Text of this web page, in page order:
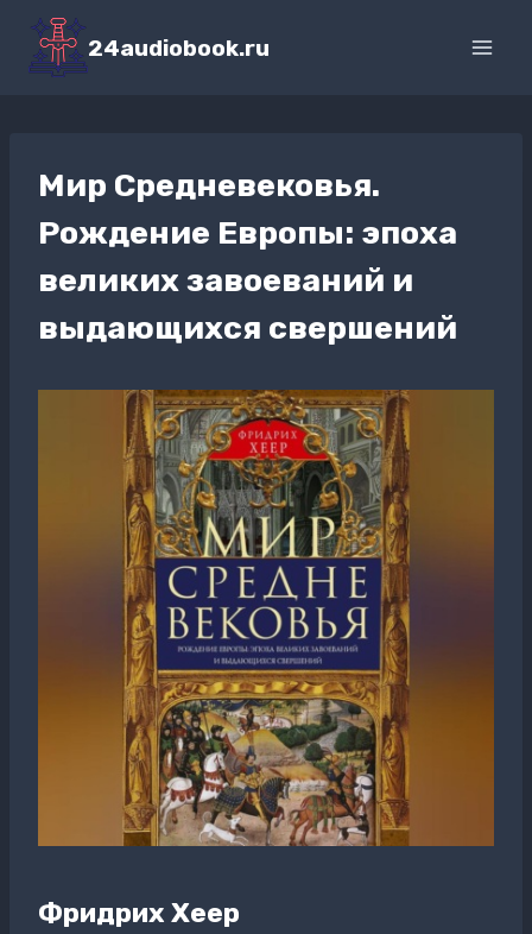
Перейти
содержимому
24audiobook.ru
Мир Средневековья.
Рождение Европы: эпоха
великих завоеваний и
выдающихся свершений
Фридрих Хеер